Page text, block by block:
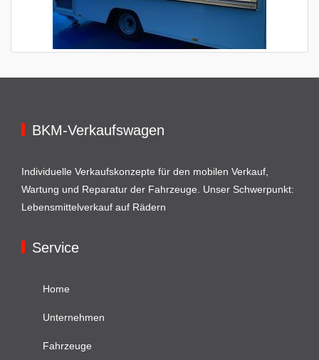
BKM-Verkaufswagen
Individuelle Verkaufskonzepte für den mobilen Verkauf,
Wartung und Reparatur der Fahrzeuge. Unser Schwerpunkt:
Lebensmittelverkauf auf Rädern
Service
Home
Unternehmen
Fahrzeuge